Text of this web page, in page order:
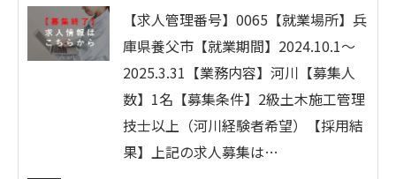
【求人管理番号】0065【就業場所】兵
庫県養父市【就業期間】2024.10.1～
2025.3.31【業務内容】河川【募集人
数】1名【募集条件】2級土木施工管理
技士以上（河川経験者希望）【採用結
果】上記の求人募集は…